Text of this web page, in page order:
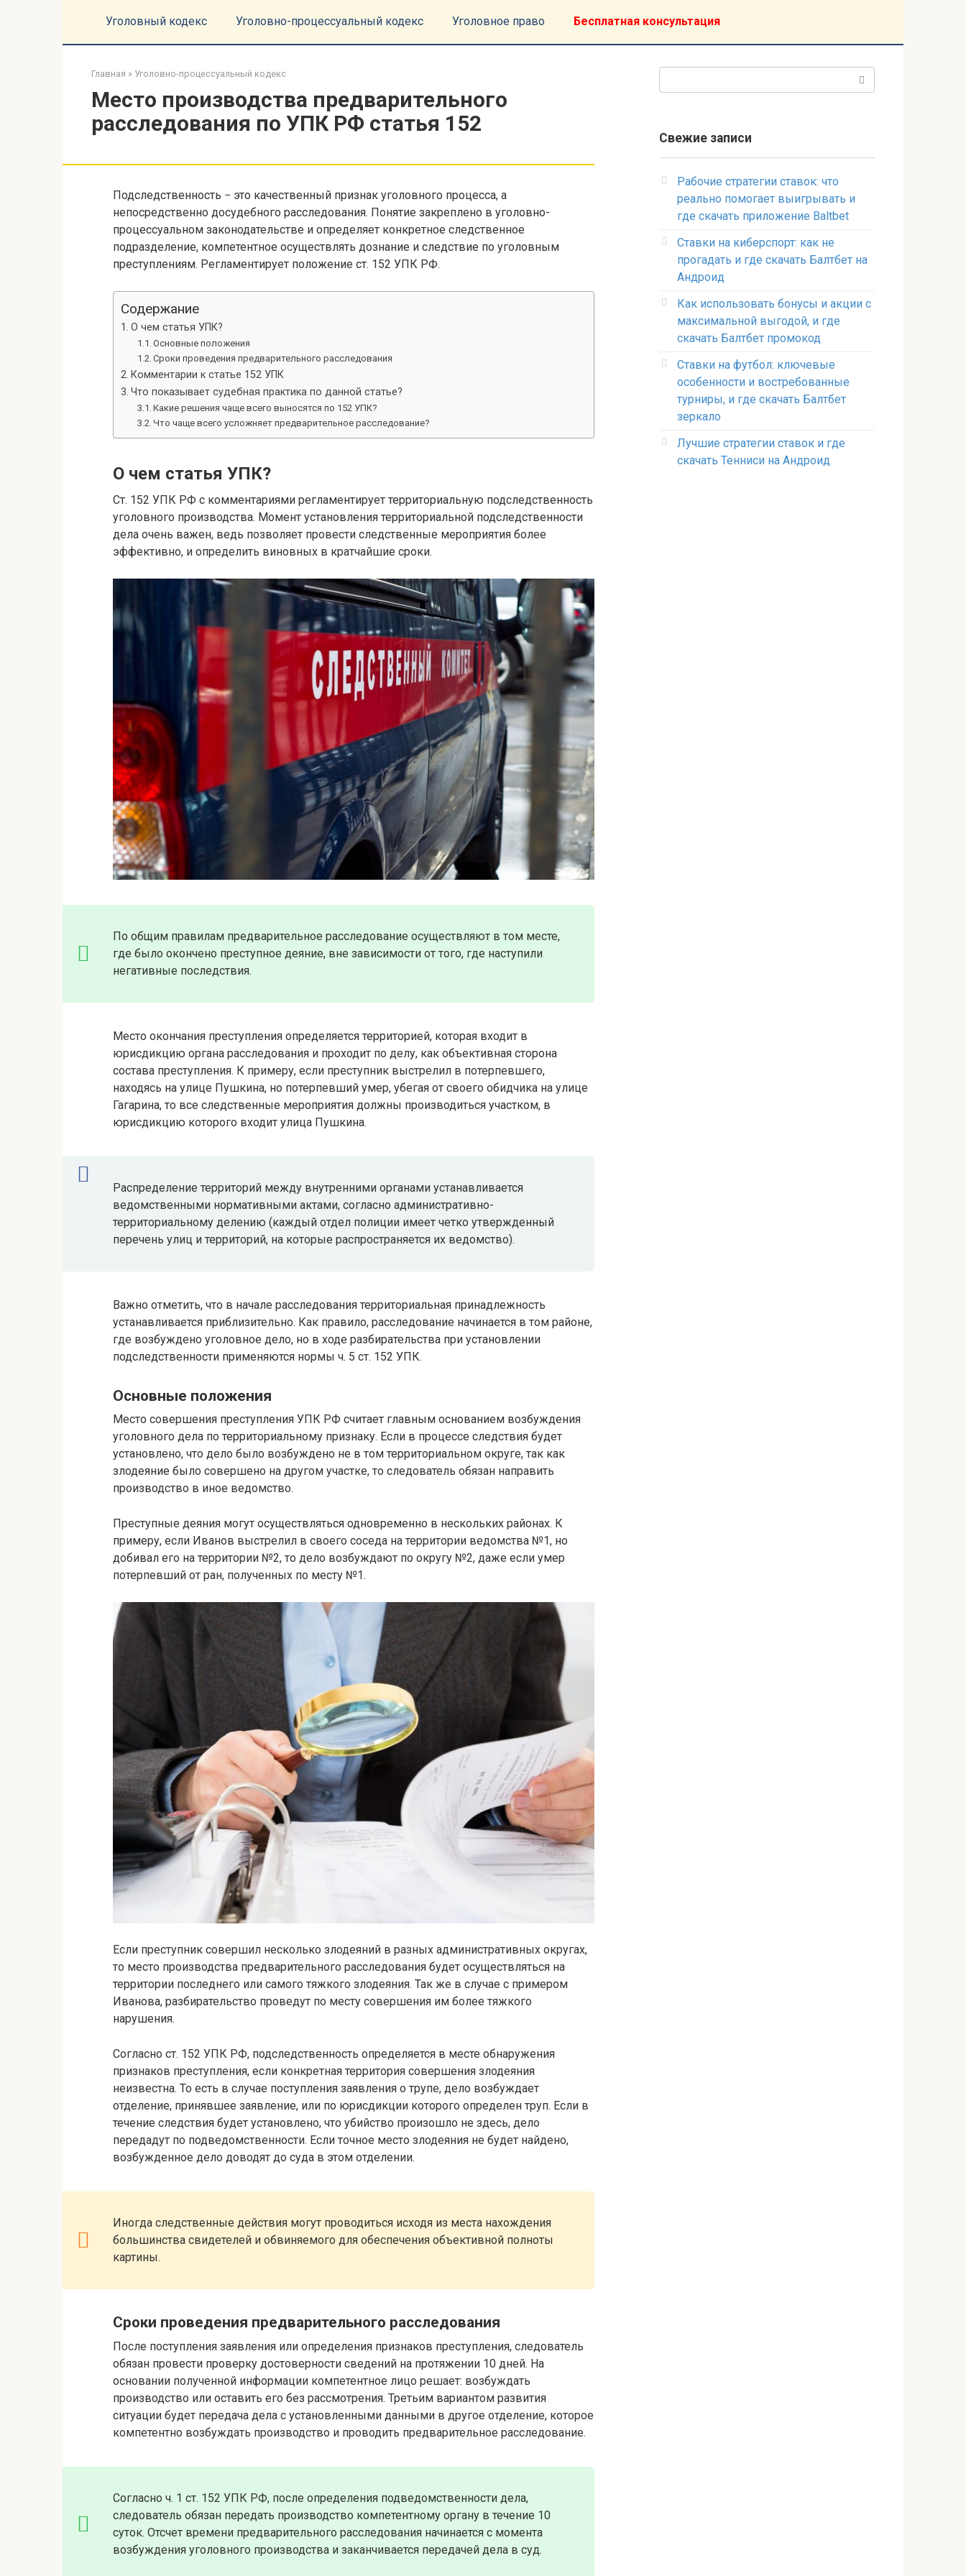
Уголовный кодекс Уголовно-процессуальный кодекс Уголовное право Бесплатная консультация
Главная » Уголовно-процессуальный кодекс
Место производства предварительного
расследования по УПК РФ статья 152
Подследственность − это качественный признак уголовного процесса, а
непосредственно досудебного расследования. Понятие закреплено в уголовно-
процессуальном законодательстве и определяет конкретное следственное
подразделение, компетентное осуществлять дознание и следствие по уголовным
преступлениям. Регламентирует положение ст. 152 УПК РФ.
Содержание
О чем статья УПК?
Основные положения
Сроки проведения предварительного расследования
Комментарии к статье 152 УПК
Что показывает судебная практика по данной статье?
Какие решения чаще всего выносятся по 152 УПК?
Что чаще всего усложняет предварительное расследование?
О чем статья УПК?
Ст. 152 УПК РФ с комментариями регламентирует территориальную подследственность
уголовного производства. Момент установления территориальной подследственности
дела очень важен, ведь позволяет провести следственные мероприятия более
эффективно, и определить виновных в кратчайшие сроки.
По общим правилам предварительное расследование осуществляют в том месте,
где было окончено преступное деяние, вне зависимости от того, где наступили
негативные последствия.
Место окончания преступления определяется территорией, которая входит в
юрисдикцию органа расследования и проходит по делу, как объективная сторона
состава преступления. К примеру, если преступник выстрелил в потерпевшего,
находясь на улице Пушкина, но потерпевший умер, убегая от своего обидчика на улице
Гагарина, то все следственные мероприятия должны производиться участком, в
юрисдикцию которого входит улица Пушкина.
Распределение территорий между внутренними органами устанавливается
ведомственными нормативными актами, согласно административно-
территориальному делению (каждый отдел полиции имеет четко утвержденный
перечень улиц и территорий, на которые распространяется их ведомство).
Важно отметить, что в начале расследования территориальная принадлежность
устанавливается приблизительно. Как правило, расследование начинается в том районе,
где возбуждено уголовное дело, но в ходе разбирательства при установлении
подследственности применяются нормы ч. 5 ст. 152 УПК.
Основные положения
Место совершения преступления УПК РФ считает главным основанием возбуждения
уголовного дела по территориальному признаку. Если в процессе следствия будет
установлено, что дело было возбуждено не в том территориальном округе, так как
злодеяние было совершено на другом участке, то следователь обязан направить
производство в иное ведомство.
Преступные деяния могут осуществляться одновременно в нескольких районах. К
примеру, если Иванов выстрелил в своего соседа на территории ведомства №1, но
добивал его на территории №2, то дело возбуждают по округу №2, даже если умер
потерпевший от ран, полученных по месту №1.
Если преступник совершил несколько злодеяний в разных административных округах,
то место производства предварительного расследования будет осуществляться на
территории последнего или самого тяжкого злодеяния. Так же в случае с примером
Иванова, разбирательство проведут по месту совершения им более тяжкого
нарушения.
Согласно ст. 152 УПК РФ, подследственность определяется в месте обнаружения
признаков преступления, если конкретная территория совершения злодеяния
неизвестна. То есть в случае поступления заявления о трупе, дело возбуждает
отделение, принявшее заявление, или по юрисдикции которого определен труп. Если в
течение следствия будет установлено, что убийство произошло не здесь, дело
передадут по подведомственности. Если точное место злодеяния не будет найдено,
возбужденное дело доводят до суда в этом отделении.
Иногда следственные действия могут проводиться исходя из места нахождения
большинства свидетелей и обвиняемого для обеспечения объективной полноты
картины.
Сроки проведения предварительного расследования
После поступления заявления или определения признаков преступления, следователь
обязан провести проверку достоверности сведений на протяжении 10 дней. На
основании полученной информации компетентное лицо решает: возбуждать
производство или оставить его без рассмотрения. Третьим вариантом развития
ситуации будет передача дела с установленными данными в другое отделение, которое
компетентно возбуждать производство и проводить предварительное расследование.
Согласно ч. 1 ст. 152 УПК РФ, после определения подведомственности дела,
следователь обязан передать производство компетентному органу в течение 10
суток. Отсчет времени предварительного расследования начинается с момента
возбуждения уголовного производства и заканчивается передачей дела в суд.
Свежие записи
Рабочие стратегии ставок: что
реально помогает выигрывать и
где скачать приложение Baltbet
Ставки на киберспорт: как не
прогадать и где скачать Балтбет на
Андроид
Как использовать бонусы и акции с
максимальной выгодой, и где
скачать Балтбет промокод
Ставки на футбол: ключевые
особенности и востребованные
турниры, и где скачать Балтбет
зеркало
Лучшие стратегии ставок и где
скачать Тенниси на Андроид